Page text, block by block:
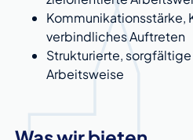
Kommunikationsstärke,
verbindliches Auftreten
Strukturierte,
Arbeitsweise